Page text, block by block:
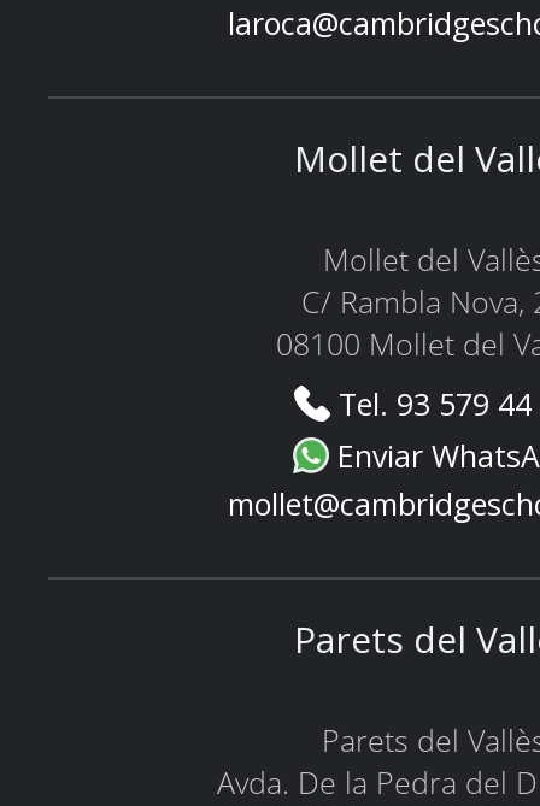
Mollet del
Mollet del
C/ Rambla Nova,
08100 Mollet del
Tel. 93 579
Enviar
Parets del
Parets del
Avda. De la Pedra del